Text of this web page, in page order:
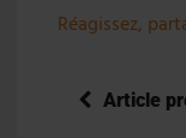
Réagissez,
Article